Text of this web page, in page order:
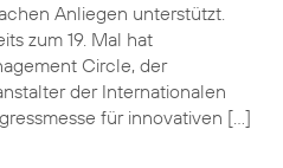
Anliegen unterstützt.
zum 19. Mal hat
Circle, der
der Internationalen
für innovativen […]